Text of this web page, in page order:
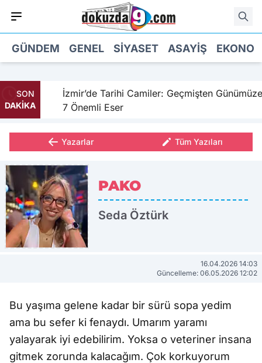
GÜNDEM GENEL SIYASET ASAYIŞ
SON
DAKİKA
İzmir’de Tarihi Camiler: Geçmişten Günümüze
7 Önemli Eser
Yazarlar Tüm Yazıları
PAKO
Seda Öztürk
16.04.2026 14:03
Güncelleme: 06.05.2026 12:02
Bu yaşıma gelene kadar bir sürü sopa yedim
ama bu sefer ki fenaydı. Umarım yaramı
yalayarak iyi edebilirim. Yoksa o veteriner insana
gitmek zorunda kalacağım. Çok korkuyorum